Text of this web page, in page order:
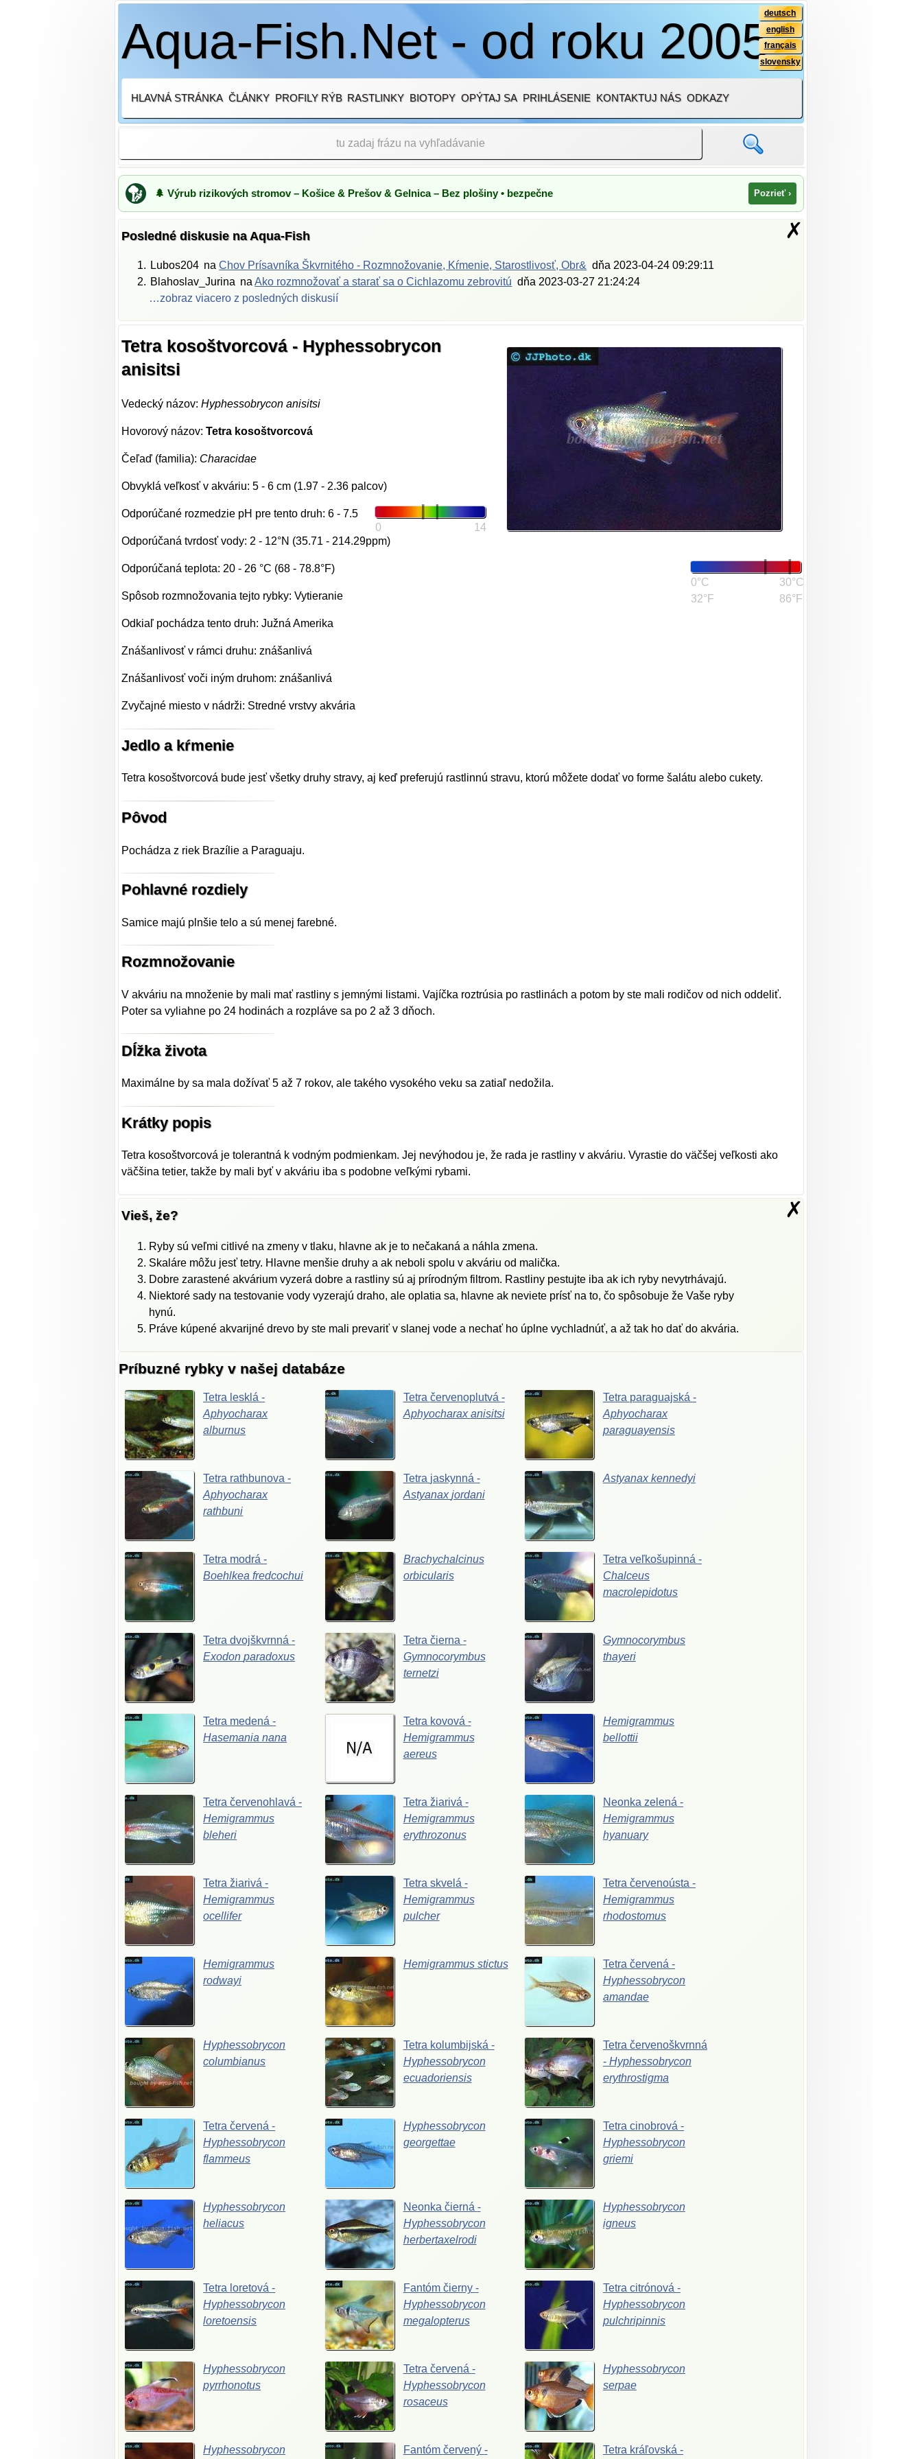
Aqua-Fish.Net - od roku 2005
deutsch
english
français
slovensky
HLAVNÁ STRÁNKA ČLÁNKY PROFILY RÝB RASTLINKY BIOTOPY OPÝTAJ SA PRIHLÁSENIE KONTAKTUJ NÁS ODKAZY
🌲 Výrub rizikových stromov – Košice & Prešov & Gelnica – Bez plošiny • bezpečne Pozrieť ›
Posledné diskusie na Aqua-Fish ✗
Lubos204 naChov Prísavníka Škvrnitého - Rozmnožovanie, Kŕmenie, Starostlivosť, Obr& dňa 2023-04-24 09:29:11
Blahoslav_Jurina naAko rozmnožovať a starať sa o Cichlazomu zebrovitú dňa 2023-03-27 21:24:24
…zobraz viacero z posledných diskusií
Tetra kosoštvorcová - Hyphessobrycon
anisitsi
Vedecký názov:Hyphessobrycon anisitsi
Hovorový názov:Tetra kosoštvorcová
Čeľaď (familia): Characidae
Obvyklá veľkosť v akváriu: 5 - 6 cm (1.97 - 2.36 palcov)
0 14
Odporúčané rozmedzie pH pre tento druh: 6 - 7.5
Odporúčaná tvrdosť vody: 2 - 12°N (35.71 - 214.29ppm)
0°C
32°F
30°C
86°F
Odporúčaná teplota: 20 - 26 °C (68 - 78.8°F)
Spôsob rozmnožovania tejto rybky: Vytieranie
Odkiaľ pochádza tento druh: Južná Amerika
Znášanlivosť v rámci druhu: znášanlivá
Znášanlivosť voči iným druhom: znášanlivá
Zvyčajné miesto v nádrži: Stredné vrstvy akvária
Jedlo a kŕmenie
Tetra kosoštvorcová bude jesť všetky druhy stravy, aj keď preferujú rastlinnú stravu, ktorú môžete dodať vo forme šalátu alebo cukety.
Pôvod
Pochádza z riek Brazílie a Paraguaju.
Pohlavné rozdiely
Samice majú plnšie telo a sú menej farebné.
Rozmnožovanie
V akváriu na množenie by mali mať rastliny s jemnými listami. Vajíčka roztrúsia po rastlinách a potom by ste mali rodičov od nich oddeliť.
Poter sa vyliahne po 24 hodinách a rozpláve sa po 2 až 3 dňoch.
Dĺžka života
Maximálne by sa mala dožívať 5 až 7 rokov, ale takého vysokého veku sa zatiaľ nedožila.
Krátky popis
Tetra kosoštvorcová je tolerantná k vodným podmienkam. Jej nevýhodou je, že rada je rastliny v akváriu. Vyrastie do väčšej veľkosti ako
väčšina tetier, takže by mali byť v akváriu iba s podobne veľkými rybami.
✗
Vieš, že?
Ryby sú veľmi citlivé na zmeny v tlaku, hlavne ak je to nečakaná a náhla zmena.
Skaláre môžu jesť tetry. Hlavne menšie druhy a ak neboli spolu v akváriu od malička.
Dobre zarastené akvárium vyzerá dobre a rastliny sú aj prírodným filtrom. Rastliny pestujte iba ak ich ryby nevytrhávajú.
Niektoré sady na testovanie vody vyzerajú draho, ale oplatia sa, hlavne ak neviete prísť na to, čo spôsobuje že Vaše ryby
hynú.
Práve kúpené akvarijné drevo by ste mali prevariť v slanej vode a nechať ho úplne vychladnúť, a až tak ho dať do akvária.
Príbuzné rybky v našej databáze
Tetra lesklá-
Aphyocharax
alburnus
Tetra červenoplutvá -
Aphyocharaxanisitsi
Tetra paraguajská -
Aphyocharax
paraguayensis
Tetra rathbunova-
Aphyocharax
rathbuni
Tetra jaskynná -
Astyanaxjordani
Astyanaxkennedyi
Tetra modrá-
Boehlkeafredcochui
Brachychalcinus
orbicularis
Tetra veľkošupinná -
Chalceus
macrolepidotus
Tetradvojškvrnná-
Exodonparadoxus
Tetra čierna -
Gymnocorymbus
ternetzi
Gymnocorymbus
thayeri
Tetra medená-
Hasemanianana
Tetra kovová -
Hemigrammus
aereus
Hemigrammus
bellottii
Tetračervenohlavá-
Hemigrammus
bleheri
Tetra žiarivá -
Hemigrammus
erythrozonus
Neonka zelená -
Hemigrammus
hyanuary
Tetra žiarivá-
Hemigrammus
ocellifer
Tetra skvelá -
Hemigrammus
pulcher
Tetra červenoústa -
Hemigrammus
rhodostomus
Hemigrammus
rodwayi
Hemigrammus stictus Tetra červená -
Hyphessobrycon
amandae
Hyphessobrycon
columbianus
Tetra kolumbijská -
Hyphessobrycon
ecuadoriensis
Tetra červenoškvrnná
- Hyphessobrycon
erythrostigma
Tetračervená-
Hyphessobrycon
flammeus
Hyphessobrycon
georgettae
Tetra cinobrová -
Hyphessobrycon
griemi
Hyphessobrycon
heliacus
Neonka čierná -
Hyphessobrycon
herbertaxelrodi
Hyphessobrycon
igneus
Tetra loretová-
Hyphessobrycon
loretoensis
Fantóm čierny -
Hyphessobrycon
megalopterus
Tetra citrónová -
Hyphessobrycon
pulchripinnis
Hyphessobrycon
pyrrhonotus
Tetra červená -
Hyphessobrycon
rosaceus
Hyphessobrycon
serpae
Hyphessobrycon Fantóm červený - Tetra kráľovská -